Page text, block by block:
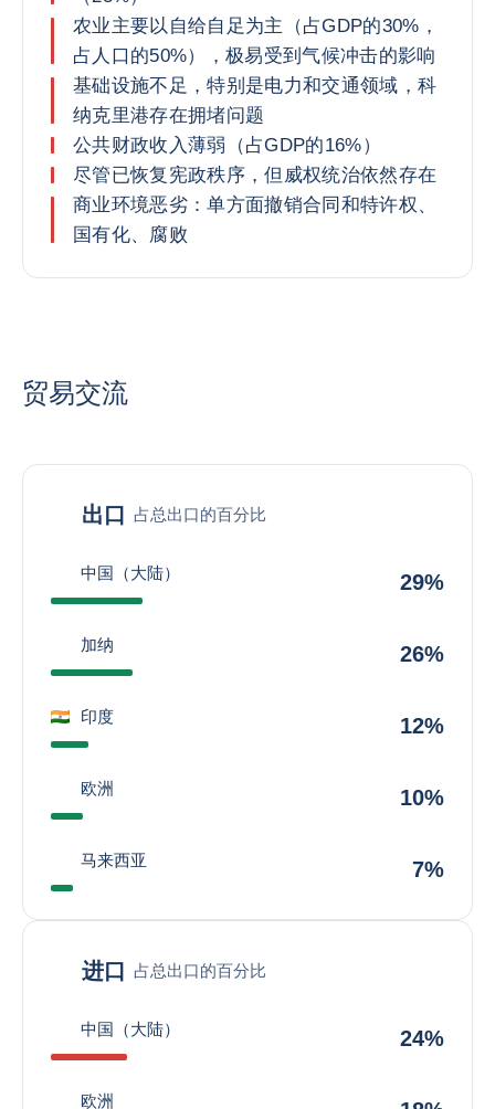
农业主要以自给自足为主（占GDP的30%，
占人口的50%），极易受到气候冲击的影响
基础设施不足，特别是电力和交通领域，科
纳克里港存在拥堵问题
公共财政收入薄弱（占GDP的16%）
尽管已恢复宪政秩序，但威权统治依然存在
商业环境恶劣：单方面撤销合同和特许权、
国有化、腐败
贸易交流
出口 占总出口的百分比
中国（大陆） 29%
加纳 26%
印度 12%
欧洲 10%
马来西亚 7%
进口 占总出口的百分比
中国（大陆） 24%
欧洲